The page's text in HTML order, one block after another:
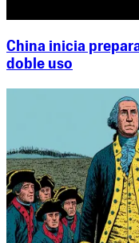
China inicia
doble uso